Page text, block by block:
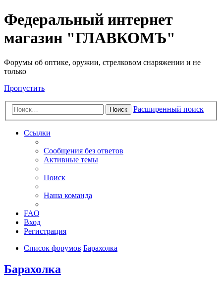
Федеральный интернет
магазин "ГЛАВКОМЪ"
Форумы об оптике, оружии, стрелковом снаряжении и не
только
Пропустить
Поиск Расширенный поиск
Ссылки
Сообщения без ответов
Активные темы
Поиск
Наша команда
FAQ
Вход
Регистрация
Список форумов Барахолка
Барахолка